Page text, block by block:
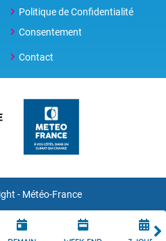
Politique de Confidentialité
Consentement
Contact
- Météo-France